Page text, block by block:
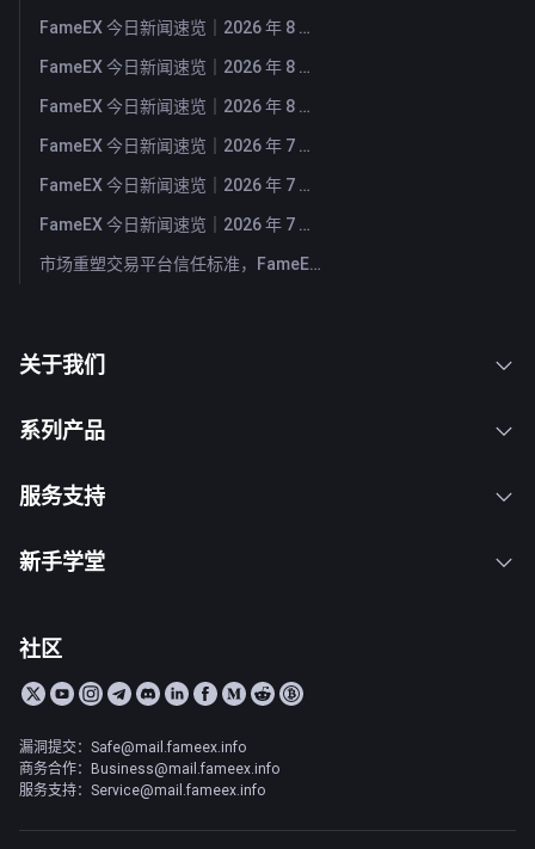
FameEX 今日新闻速览｜2026 年 8 月 5 日
FameEX 今日新闻速览｜2026 年 8 月 4 日
FameEX 今日新闻速览｜2026 年 8 月 3 日
FameEX 今日新闻速览｜2026 年 7 月 31 日
FameEX 今日新闻速览｜2026 年 7 月 30 日
FameEX 今日新闻速览｜2026 年 7 月 29 日
市场重塑交易平台信任标准，FameEX 以八年稳健运营持续服务全球用户
关于我们
系列产品
服务支持
新手学堂
社区
漏洞提交：Safe@mail.fameex.info
商务合作：Business@mail.fameex.info
服务支持：Service@mail.fameex.info